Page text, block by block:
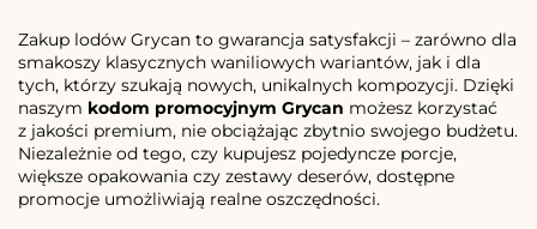
Zakup lodów Grycan to gwarancja satysfakcji – zarówno dla
smakoszy klasycznych waniliowych wariantów, jak i dla
tych, którzy szukają nowych, unikalnych kompozycji. Dzięki
naszym kodom promocyjnym Grycan możesz korzystać
z jakości premium, nie obciążając zbytnio swojego budżetu.
Niezależnie od tego, czy kupujesz pojedyncze porcje,
większe opakowania czy zestawy deserów, dostępne
promocje umożliwiają realne oszczędności.